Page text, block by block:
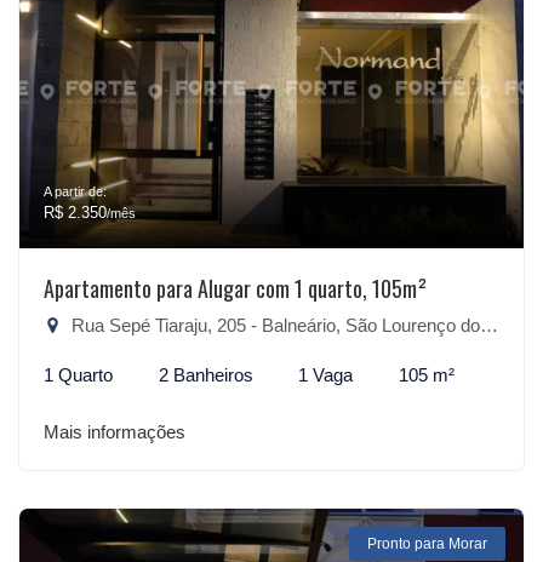
A partir de:
R$ 2.350/mês
Apartamento para Alugar com 1 quarto, 105m²
Rua Sepé Tiaraju, 205 - Balneário, São Lourenço do Sul-RS
1 Quarto 2 Banheiros 1 Vaga 105 m²
Mais informações
Pronto para Morar